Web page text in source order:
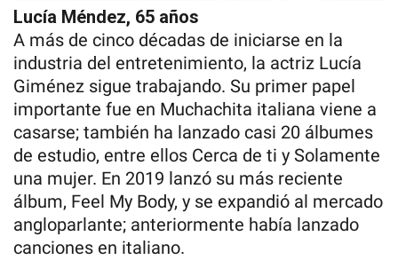
Lucía Méndez, 65 años
A más de cinco décadas de iniciarse en la
industria del entretenimiento, la actriz Lucía
Giménez sigue trabajando. Su primer papel
importante fue en Muchachita italiana viene a
casarse; también ha lanzado casi 20 álbumes
de estudio, entre ellos Cerca de ti y Solamente
una mujer. En 2019 lanzó su más reciente
álbum, Feel My Body, y se expandió al mercado
angloparlante; anteriormente había lanzado
canciones en italiano.